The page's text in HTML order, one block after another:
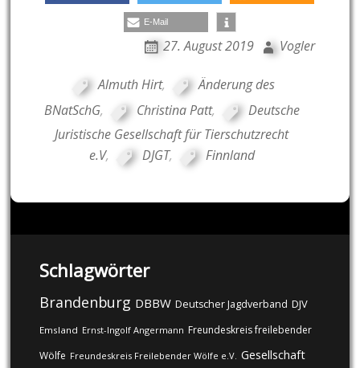
E-Mail
27. August 2019 Vogler
Almuth Hirt,
Änderung des
BNatSchG, Christina Patt,
Deutsche
Juristische Gesellschaft für Tierschutzrecht
e.V, DJGT, Finnland
Schlagwörter
Brandenburg DBBW Deutscher Jagdverband DJV
Emsland Ernst-Ingolf Angermann Freundeskreis freilebender
Wölfe Freundeskreis Freilebender Wölfe e.V. Gesellschaft